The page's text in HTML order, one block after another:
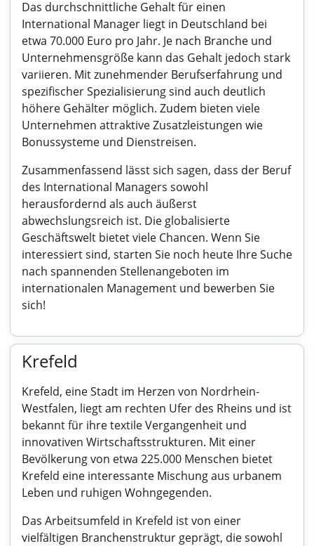
Das durchschnittliche Gehalt für einen
International Manager liegt in Deutschland bei
etwa 70.000 Euro pro Jahr. Je nach Branche und
Unternehmensgröße kann das Gehalt jedoch stark
variieren. Mit zunehmender Berufserfahrung und
spezifischer Spezialisierung sind auch deutlich
höhere Gehälter möglich. Zudem bieten viele
Unternehmen attraktive Zusatzleistungen wie
Bonussysteme und Dienstreisen.
Zusammenfassend lässt sich sagen, dass der Beruf
des International Managers sowohl
herausfordernd als auch äußerst
abwechslungsreich ist. Die globalisierte
Geschäftswelt bietet viele Chancen. Wenn Sie
interessiert sind, starten Sie noch heute Ihre Suche
nach spannenden Stellenangeboten im
internationalen Management und bewerben Sie
sich!
Krefeld
Krefeld, eine Stadt im Herzen von Nordrhein-
Westfalen, liegt am rechten Ufer des Rheins und ist
bekannt für ihre textile Vergangenheit und
innovativen Wirtschaftsstrukturen. Mit einer
Bevölkerung von etwa 225.000 Menschen bietet
Krefeld eine interessante Mischung aus urbanem
Leben und ruhigen Wohngegenden.
Das Arbeitsumfeld in Krefeld ist von einer
vielfältigen Branchenstruktur geprägt, die sowohl